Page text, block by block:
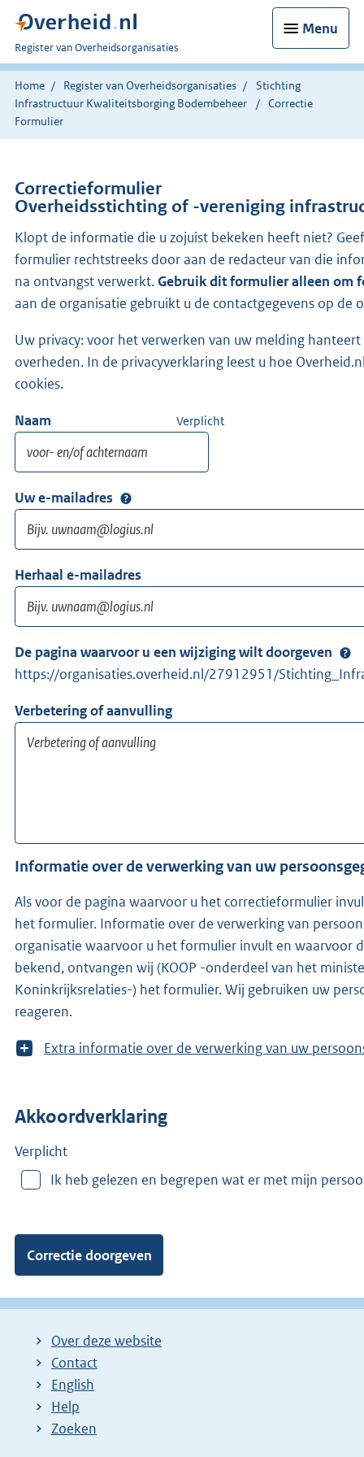
Menu
U
bent
nu
hier:
Register van Overheidsorganisaties
Home Register van Overheidsorganisaties
Stichting
Infrastructuur Kwaliteitsborging Bodembeheer
Correctie
Formulier
Correctieformulier
Overheidsstichting of -vereniging
Klopt de informatie die u zojuist bekeken heeft niet?
formulier rechtstreeks door aan de redacteur van die
na ontvangst verwerkt.Gebruik dit formulier alleen om
aan de organisatie gebruikt u de contactgegevens op de
Uw privacy: voor het verwerken van uw melding
overheden. In de privacyverklaring leest u hoe
cookies.
Naam Verplicht
Uw e-mailadres
Herhaal e-mailadres
De pagina waarvoor u een wijziging wilt doorgeven
https://organisaties.overheid.nl/27912951/
Verbetering of aanvulling
Informatie over de verwerking van uw
Als voor de pagina waarvoor u het correctieformulier
het formulier. Informatie over de verwerking van
organisatie waarvoor u het formulier invult en waarvoor de redacteur
bekend, ontvangen wij (KOOP -onderdeel van het
Koninkrijksrelaties-) het formulier. Wij gebruiken uw
reageren.
T
m
e
:
Extra informatie over de verwerking van uw
Akkoordverklaring
Verplicht
Ik heb gelezen en begrepen wat er met mijn
Over deze website
Contact
English
Help
Zoeken